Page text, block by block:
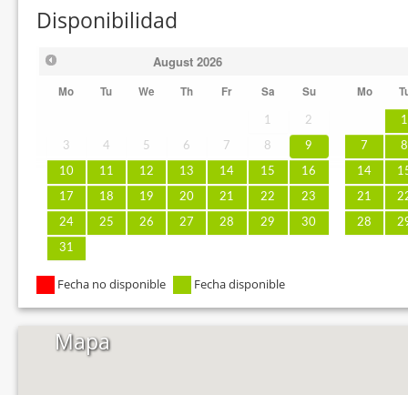
Disponibilidad
August 2026
Mo Tu We Th Fr Sa Su
1 2
3 4 5 6 7 8 9
10 11 12 13 14 15 16
17 18 19 20 21 22 23
24 25 26 27 28 29 30
31
Mo
1
7 8
14
21
28
Fecha no disponible Fecha disponible
Mapa